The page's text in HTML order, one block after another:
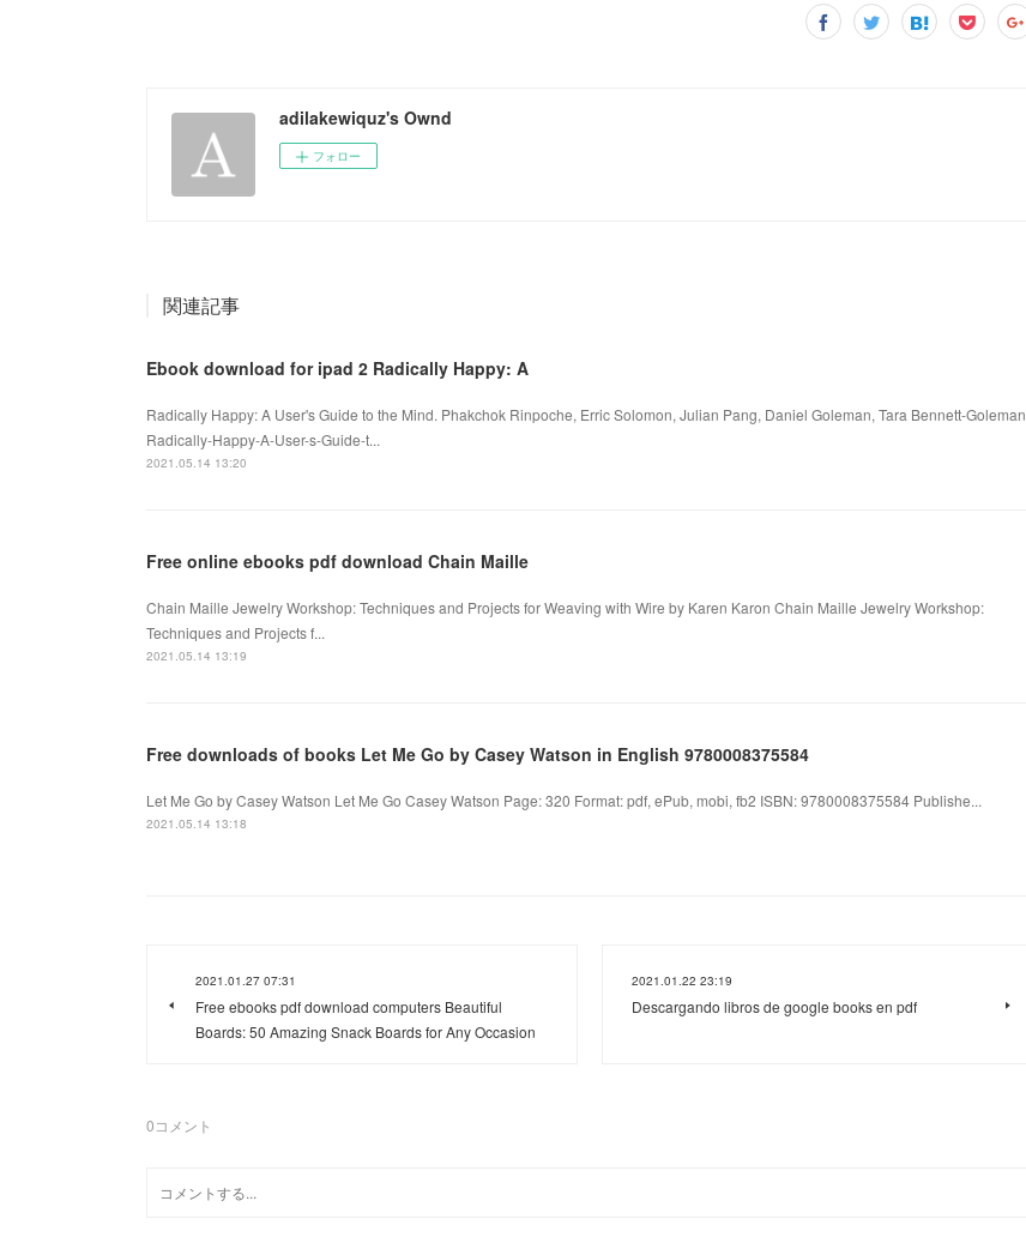
adilakewiquz's Ownd
フォロー
関連記事
Ebook download for ipad 2 Radically Happy: A
Radically Happy: A User's Guide to the Mind. Phakchok Rinpoche, Erric Solomon, Julian Pang, Daniel Goleman, Tara Bennett-Goleman
Radically-Happy-A-User-s-Guide-t...
2021.05.14 13:20
Free online ebooks pdf download Chain Maille
Chain Maille Jewelry Workshop: Techniques and Projects for Weaving with Wire by Karen Karon Chain Maille Jewelry Workshop:
Techniques and Projects f...
2021.05.14 13:19
Free downloads of books Let Me Go by Casey Watson in English 9780008375584
Let Me Go by Casey Watson Let Me Go Casey Watson Page: 320 Format: pdf, ePub, mobi, fb2 ISBN: 9780008375584 Publishe...
2021.05.14 13:18
2021.01.27 07:31
Free ebooks pdf download computers Beautiful
Boards: 50 Amazing Snack Boards for Any Occasion
2021.01.22 23:19
Descargando libros de google books en pdf
0コメント